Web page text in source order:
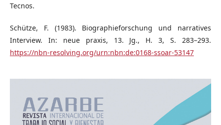
Tecnos.
Schütze, F. (1983). Biographieforschung und narratives
Interview. In: neue praxis, 13. Jg., H. 3, S. 283–293.
https://nbn-resolving.org/urn:nbn:de:0168-ssoar-53147